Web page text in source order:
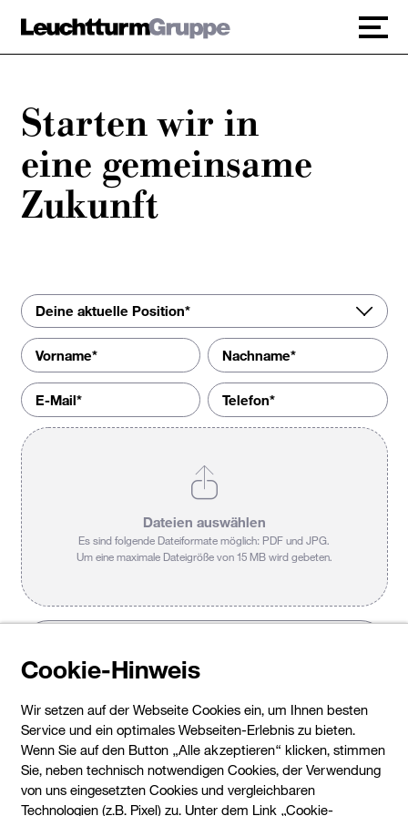
+Markenfamilie
+Familienunternehmen
+
+Verantwortung
English version
Datenschutz
Impressum
Kontakt
Barrierefreiheit
Starten wir in
eine gemeinsame
Zukunft
Deine aktuelle Position*
Dateien auswählen
Es sind folgende Dateiformate möglich: PDF und JPG.
Um eine maximale Dateigröße von 15 MB wird gebeten.
Ich habe dieDatenschutzbestimmungen gelesen und
erkläre mich mit diesen einverstanden.
Zurück
Cookie-Hinweis
Wir setzen auf der Webseite Cookies ein, um Ihnen besten
Service und ein optimales Webseiten-Erlebnis zu bieten.
Wenn Sie auf den Button „Alle akzeptieren“ klicken, stimmen
Sie, neben technisch notwendigen Cookies, der Verwendung
von uns eingesetzten Cookies und vergleichbaren
Technologien (z.B. Pixel) zu. Unter dem Link „Cookie-